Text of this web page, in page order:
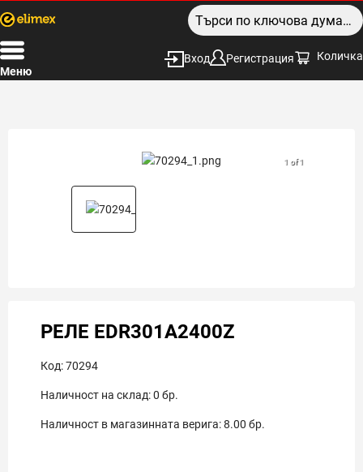
Меню
Вход Регистрация Количка
1 of 1
РЕЛЕ EDR301A2400Z
Код:70294
Наличност на склад:0 бр.
Наличност в магазинната верига:8.00 бр.